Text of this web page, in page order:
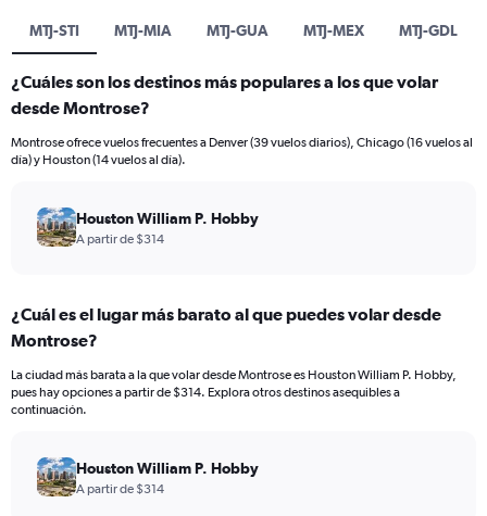
MTJ-STI MTJ-MIA MTJ-GUA MTJ-MEX MTJ-GDL
¿Cuáles son los destinos más populares a los que volar
desde Montrose?
Montrose ofrece vuelos frecuentes a Denver (39 vuelos diarios), Chicago (16 vuelos al
día) y Houston (14 vuelos al día).
Houston William P. Hobby
A partir de $314
¿Cuál es el lugar más barato al que puedes volar desde
Montrose?
La ciudad más barata a la que volar desde Montrose es Houston William P. Hobby,
pues hay opciones a partir de $314. Explora otros destinos asequibles a
continuación.
Houston William P. Hobby
A partir de $314